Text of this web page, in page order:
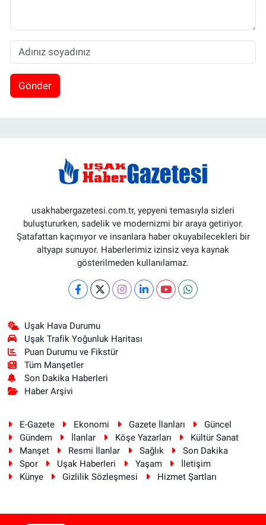
Gönder
usakhabergazetesi.com.tr, yepyeni temasıyla sizleri
buluştururken, sadelik ve modernizmi bir araya getiriyor.
Şatafattan kaçınıyor ve insanlara haber okuyabilecekleri bir
altyapı sunuyor. Haberlerimiz izinsiz veya kaynak
gösterilmeden kullanılamaz.
Uşak Hava Durumu
Uşak Trafik Yoğunluk Haritası
Puan Durumu ve Fikstür
Tüm Manşetler
Son Dakika Haberleri
Haber Arşivi
E-Gazete Ekonomi Gazete İlanları
Güncel
Gündem
İlanlar Köşe Yazarları
Kültür Sanat
Manşet
Resmi İlanlar Sağlık
Son Dakika
Spor
Uşak Haberleri Yaşam
İletişim
Künye
Gizlilik Sözleşmesi Hizmet Şartları